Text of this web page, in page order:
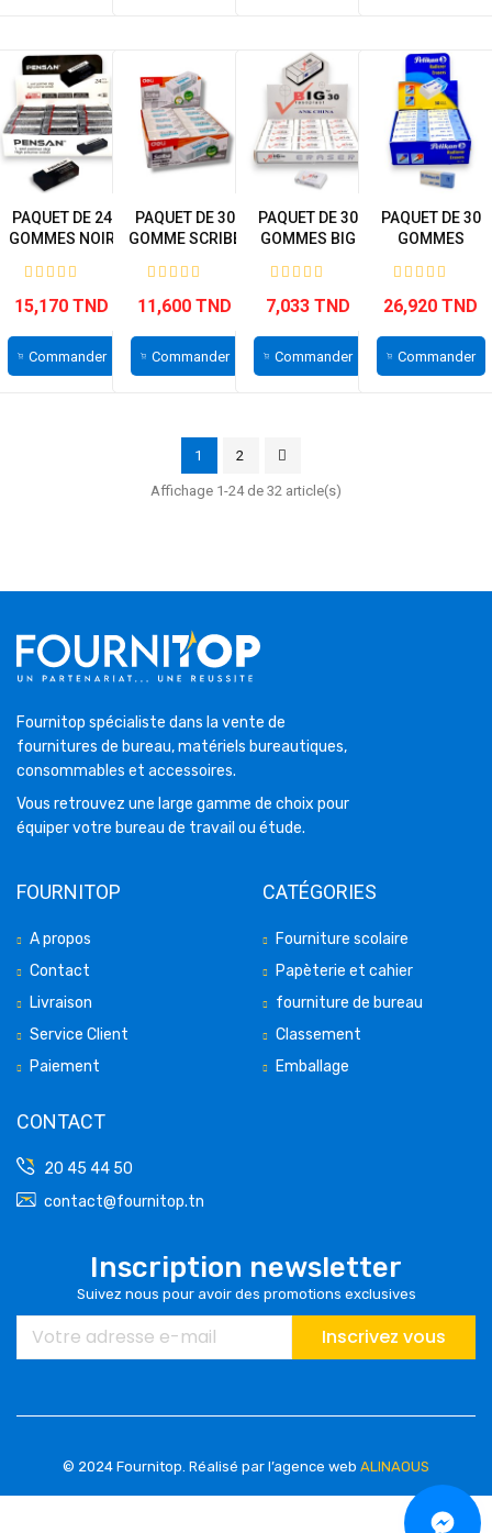
PAQUET DE 24
GOMMES NOIR
15,170 TND
Commander
PAQUET DE 30
GOMME SCRIBE
11,600 TND
Commander
PAQUET DE 30
GOMMES BIG
7,033 TND
Commander
PAQUET DE 30
GOMMES
AC30...
26,920 TND
Commander
1 2
Affichage 1-24 de 32 article(s)
Fournitop spécialiste dans la vente de
fournitures de bureau, matériels bureautiques,
consommables et accessoires.
Vous retrouvez une large gamme de choix pour
équiper votre bureau de travail ou étude.
FOURNITOP
A propos
Contact
Livraison
Service Client
Paiement
CATÉGORIES
Fourniture scolaire
Papèterie et cahier
fourniture de bureau
Classement
Emballage
CONTACT
20 45 44 50
contact@fournitop.tn
Inscription newsletter
Suivez nous pour avoir des promotions exclusives
Inscrivez vous
© 2024 Fournitop. Réalisé par l’agence web ALINAOUS